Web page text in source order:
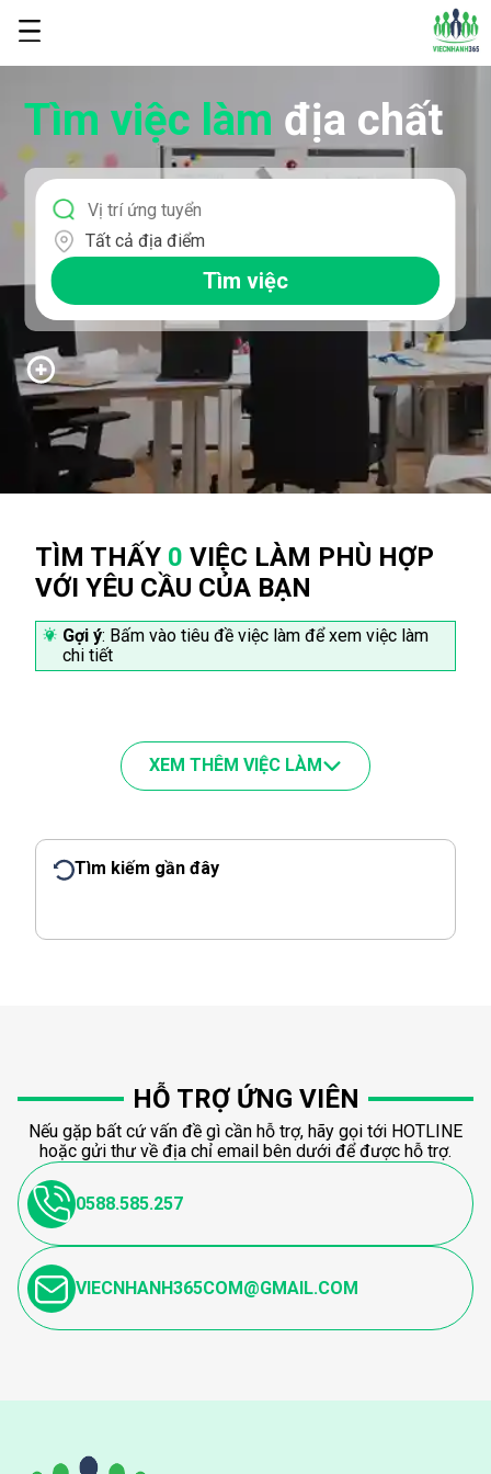
Tìm việc làm địa chất
Tất cả địa điểm
Tìm việc
TÌM THẤY 0 VIỆC LÀM PHÙ HỢP
VỚI YÊU CẦU CỦA BẠN
Gợi ý: Bấm vào tiêu đề việc làm để xem việc làm
chi tiết
XEM THÊM VIỆC LÀM
Tìm kiếm gần đây
HỖ TRỢ ỨNG VIÊN
Nếu gặp bất cứ vấn đề gì cần hỗ trợ, hãy gọi tới HOTLINE
hoặc gửi thư về địa chỉ email bên dưới để được hỗ trợ.
0588.585.257
VIECNHANH365COM@GMAIL.COM